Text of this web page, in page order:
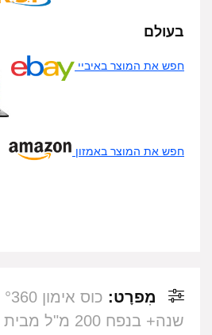
בעולם
חפש את המוצר באיביי
חפש את המוצר באמזון
מִפרָט: